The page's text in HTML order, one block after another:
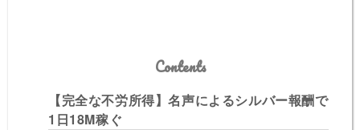
Contents
【完全な不労所得】名声によるシルバー報酬で
1日18M稼ぐ